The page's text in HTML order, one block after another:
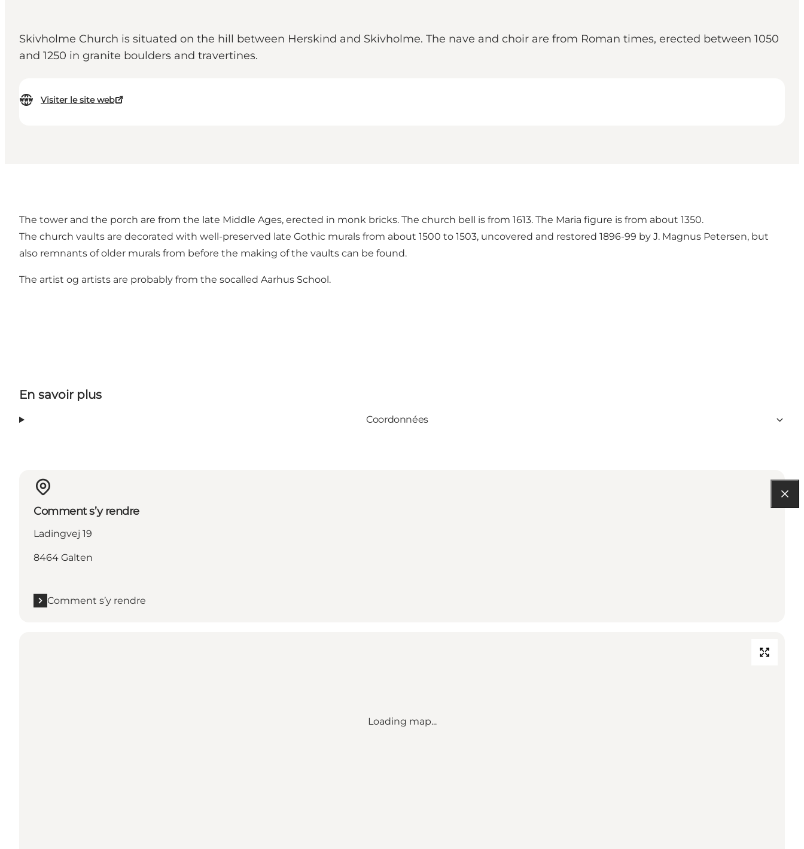
Skivholme Church is situated on the hill between Herskind and Skivholme. The nave and choir are from Roman times, erected between 1050
and 1250 in granite boulders and travertines.
Visiter le site web
The tower and the porch are from the late Middle Ages, erected in monk bricks. The church bell is from 1613. The Maria figure is from about 1350.
The church vaults are decorated with well-preserved late Gothic murals from about 1500 to 1503, uncovered and restored 1896-99 by J. Magnus Petersen, but
also remnants of older murals from before the making of the vaults can be found.
The artist og artists are probably from the socalled Aarhus School.
En savoir plus
Coordonnées
Comment s’y rendre
Ladingvej 19
8464 Galten
Comment s’y rendre
Loading map...